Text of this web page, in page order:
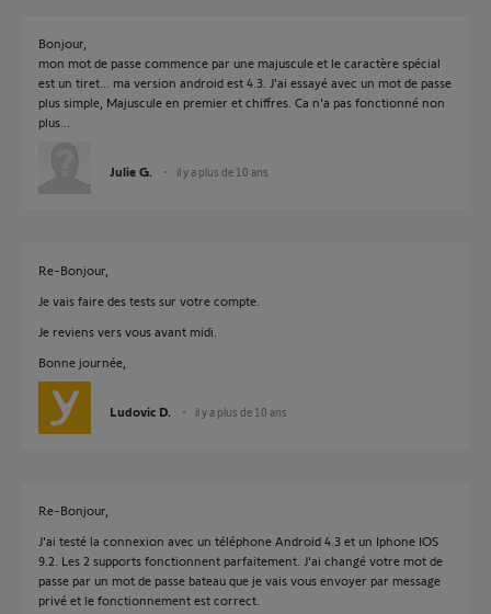
Bonjour,
mon mot de passe commence par une majuscule et le caractère spécial
est un tiret... ma version android est 4.3. J'ai essayé avec un mot de passe
plus simple, Majuscule en premier et chiffres. Ca n'a pas fonctionné non
plus...
Julie G. il y a plus de 10 ans
Re-Bonjour,
Je vais faire des tests sur votre compte.
Je reviens vers vous avant midi.
Bonne journée,
Ludovic D. il y a plus de 10 ans
Re-Bonjour,
J'ai testé la connexion avec un téléphone Android 4.3 et un Iphone IOS
9.2. Les 2 supports fonctionnent parfaitement. J'ai changé votre mot de
passe par un mot de passe bateau que je vais vous envoyer par message
privé et le fonctionnement est correct.